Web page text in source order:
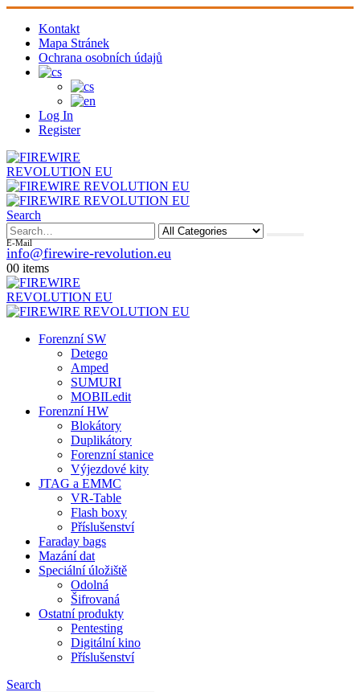
Kontakt
Mapa Stránek
Ochrana osobních údajů
Log In
Register
Search
E-Mail
info@firewire-revolution.eu
00 items
Forenzní SW
Detego
Amped
SUMURI
MOBILedit
Forenzní HW
Blokátory
Duplikátory
Forenzní stanice
Výjezdové kity
JTAG a EMMC
VR-Table
Flash boxy
Příslušenství
Faraday bags
Mazání dat
Speciální úložiště
Odolná
Šifrovaná
Ostatní produkty
Pentesting
Digitální kino
Příslušenství
Search